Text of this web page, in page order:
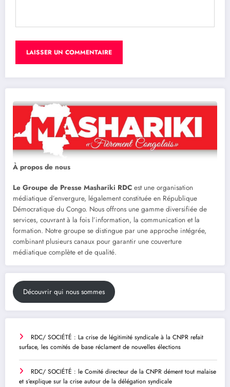
À propos de nous
Le Groupe de Presse Mashariki RDC est une organisation
médiatique d’envergure, légalement constituée en République
Démocratique du Congo. Nous offrons une gamme diversifiée de
services, couvrant à la fois l’information, la communication et la
formation. Notre groupe se distingue par une approche intégrée,
combinant plusieurs canaux pour garantir une couverture
médiatique complète et de qualité.
Découvrir qui nous sommes
RDC/ SOCIÉTÉ : La crise de légitimité syndicale à la CNPR refait
surface, les comités de base réclament de nouvelles élections
RDC/ SOCIÉTÉ : le Comité directeur de la CNPR dément tout malaise
et s’explique sur la crise autour de la délégation syndicale